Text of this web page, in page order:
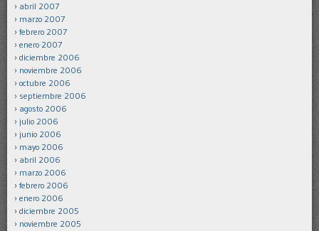
abril 2007
marzo 2007
febrero 2007
enero 2007
diciembre 2006
noviembre 2006
octubre 2006
septiembre 2006
agosto 2006
julio 2006
junio 2006
mayo 2006
abril 2006
marzo 2006
febrero 2006
enero 2006
diciembre 2005
noviembre 2005